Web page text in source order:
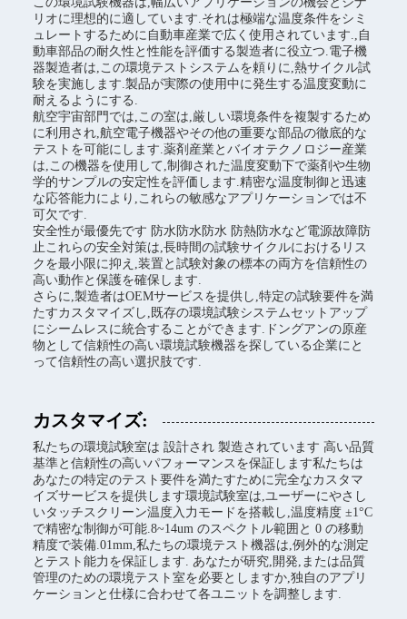
リオに理想的に適しています.それは極端な温度条件をシミ
ュレートするために自動車産業で広く使用されています.,自
動車部品の耐久性と性能を評価する製造者に役立つ.電子機
器製造者は,この環境テストシステムを頼りに,熱サイクル試
験を実施します.製品が実際の使用中に発生する温度変動に
耐えるようにする.
航空宇宙部門では,この室は,厳しい環境条件を複製するため
に利用され,航空電子機器やその他の重要な部品の徹底的な
テストを可能にします.薬剤産業とバイオテクノロジー産業
は,この機器を使用して,制御された温度変動下で薬剤や生物
学的サンプルの安定性を評価します.精密な温度制御と迅速
な応答能力により,これらの敏感なアプリケーションでは不
可欠です.
安全性が最優先です 防水防水防水 防熱防水など電源故障防
止これらの安全対策は,長時間の試験サイクルにおけるリス
クを最小限に抑え,装置と試験対象の標本の両方を信頼性の
高い動作と保護を確保します.
さらに,製造者はOEMサービスを提供し,特定の試験要件を満
たすカスタマイズし,既存の環境試験システムセットアップ
にシームレスに統合することができます.ドングアンの原産
物として信頼性の高い環境試験機器を探している企業にと
って信頼性の高い選択肢です.
カスタマイズ:
私たちの環境試験室は 設計され 製造されています 高い品質
基準と信頼性の高いパフォーマンスを保証します私たちは
あなたの特定のテスト要件を満たすために完全なカスタマ
イズサービスを提供します環境試験室は,ユーザーにやさし
いタッチスクリーン温度入力モードを搭載し,温度精度 ±1°C
で精密な制御が可能.8~14um のスペクトル範囲と 0 の移動
精度で装備.01mm,私たちの環境テスト機器は,例外的な測定
とテスト能力を保証します. あなたが研究,開発,または品質
管理のための環境テスト室を必要としますか,独自のアプリ
ケーションと仕様に合わせて各ユニットを調整します.